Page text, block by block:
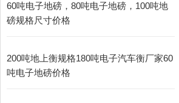
60吨电子地磅，80吨电子地磅，100吨地
磅规格尺寸价格
200吨地上衡规格180吨电子汽车衡厂家60
吨电子地磅价格